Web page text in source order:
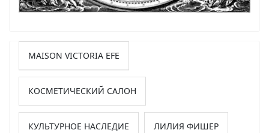
MAISON VICTORIA EFE
КОСМЕТИЧЕСКИЙ САЛОН
КУЛЬТУРНОЕ НАСЛЕДИЕ ЛИЛИЯ ФИШЕР